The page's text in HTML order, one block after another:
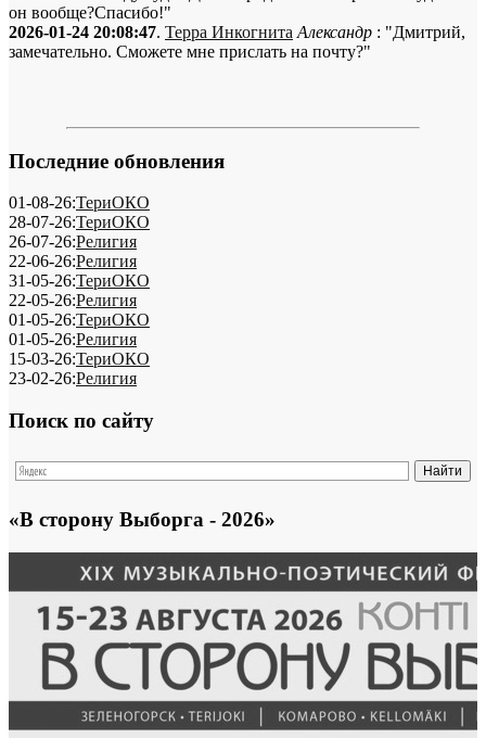
он вообще?Спасибо!"
2026-01-24 20:08:47. Терра Инкогнита Александр : "Дмитрий,
замечательно. Сможете мне прислать на почту?"
Последние обновления
01-08-26:ТериОКО
28-07-26:ТериОКО
26-07-26:Религия
22-06-26:Религия
31-05-26:ТериОКО
22-05-26:Религия
01-05-26:ТериОКО
01-05-26:Религия
15-03-26:ТериОКО
23-02-26:Религия
Поиск по сайту
«В сторону Выборга - 2026»